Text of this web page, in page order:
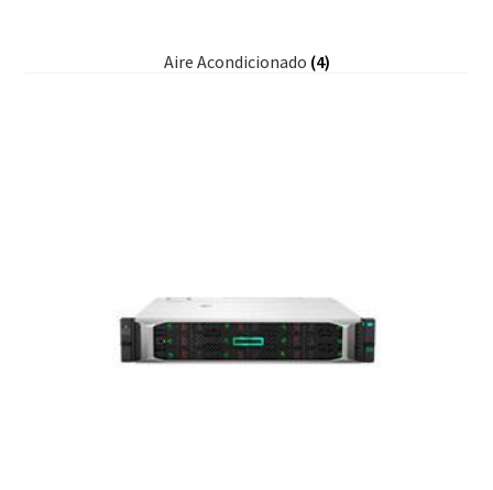
Aire Acondicionado (4)